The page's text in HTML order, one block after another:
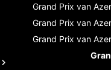
Grand Prix van
Grand Prix van
Grand Prix van